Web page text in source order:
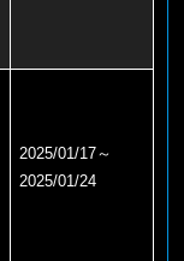
2025/01/17～
2025/01/24